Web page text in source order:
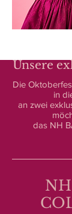
Unsere
Die
in
an zwei
das NH